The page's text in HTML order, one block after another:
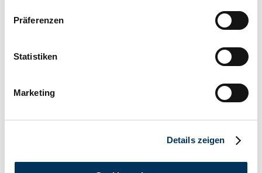
Informationen über Ihre geografische Lage
können
bestimmten Merkmalen (Fingerprinting) identifizieren
Erfahren Sie mehr darüber, wie Ihre persönlichen Daten
Präferenzen
Statistiken
Marketing
Details zeigen